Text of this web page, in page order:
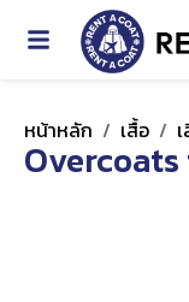
หน้าหลัก / เสื้อ /